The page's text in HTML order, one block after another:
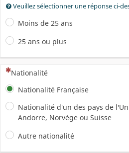
Veuillez sélectionner une réponse ci-
Moins de 25 ans
25 ans ou plus
(Cette question est obligatoire)
Nationalité
Nationalité Française
Nationalité d'un des pays de
Andorre, Norvège ou Suisse
Autre nationalité